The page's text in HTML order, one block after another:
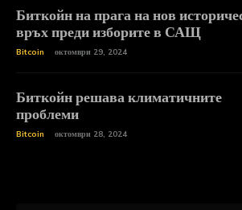
Биткойн на прага на нов
връх преди изборите в САЩ
Bitcoin октомври 29, 2024
Биткойн решава климатичните
проблеми
Bitcoin октомври 28, 2024